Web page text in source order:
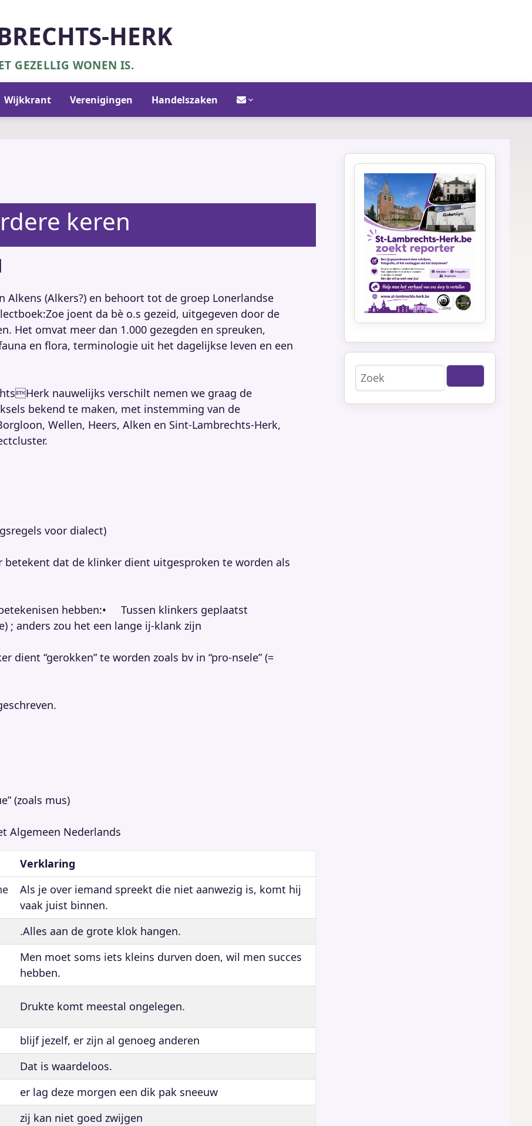
HERK
GEZELLIG WONEN IS.
Wijkkrant Verenigingen HandelszakenContact/info/agenda
keren
(Alkers?) en behoort tot de groep Lonerlandse
joent da bè o.s gezeid, uitgegeven door de
Het omvat meer dan 1.000 gezegden en spreuken,
en flora, terminologie uit het dagelijkse leven en een
nauwelijks verschilt nemen we graag de
bekend te maken, met instemming van de
Wellen, Heers, Alken en Sint-Lambrechts-Herk,
voor dialect)
betekent dat de klinker dient uitgesproken te worden als
hebben:• Tussen klinkers geplaatst
; anders zou het een lange ij-klank zijn
“gerokken” te worden zoals bv in “pro-nsele” (=
(zoals mus)
Algemeen Nederlands
Verklaring
Als je over iemand spreekt die niet aanwezig is, komt hij
vaak juist binnen.
.Alles aan de grote klok hangen.
Men moet soms iets kleins durven doen, wil men succes
hebben.
Drukte komt meestal ongelegen.
blijf jezelf, er zijn al genoeg anderen
Dat is waardeloos.
er lag deze morgen een dik pak sneeuw
zij kan niet goed zwijgen
Zoeken